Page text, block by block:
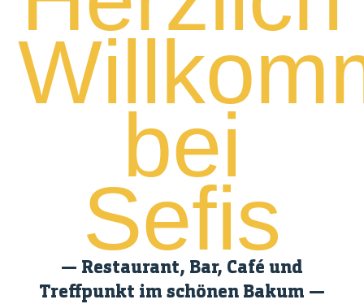
bei
Sefis
— Restaurant, Bar, Café und
Treffpunkt im schönen Bakum —